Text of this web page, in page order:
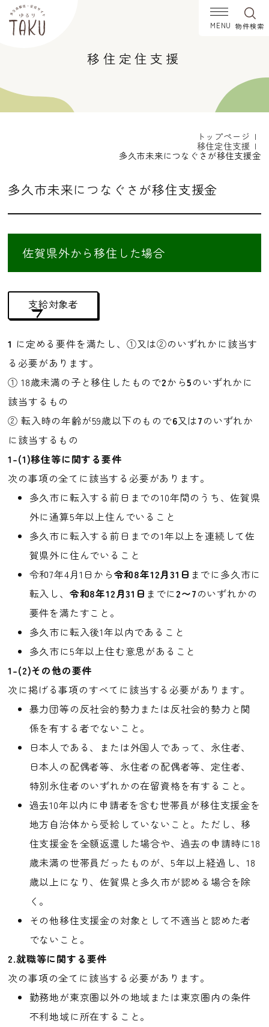
物件検索
東多久町
住宅
土地
価格帯を選択
0〜50万円
51〜100万円
101〜300万円
301〜500万円
部屋数を選択
4DK
4LDK 5K 5DK
5LDK
6K
6DK以上
特徴を選択
鉄骨
駐車場
キーワードで絞り込む
検索
移住定住支援
トップページ
移住定住支援
多久市未来につなぐさが移住支援金
多久市未来につなぐさが移住支援金
佐賀県外から移住した場合
支給対象者
1 に定める要件を満たし、①又は②のいずれかに該当す
る必要があります。
① 18歳未満の子と移住したもので2から5のいずれかに
該当するもの
② 転入時の年齢が59歳以下のもので6又は7のいずれか
に該当するもの
1-(1)移住等に関する要件
次の事項の全てに該当する必要があります。
多久市に転入する前日までの10年間のうち、佐賀県
外に通算5年以上住んでいること
多久市に転入する前日までの1年以上を連続して佐
賀県外に住んでいること
令和7年4月1日から令和8年12月31日 までに多久市に
転入し、 令和8年12月31日 までに2〜7のいずれかの
要件を満たすこと。
多久市に転入後1年以内であること
多久市に5年以上住む意思があること
1-(2)その他の要件
次に掲げる事項のすべてに該当する必要があります。
暴力団等の反社会的勢力または反社会的勢力と関
係を有する者でないこと。
日本人である、または外国人であって、永住者、
日本人の配偶者等、永住者の配偶者等、定住者、
特別永住者のいずれかの在留資格を有すること。
過去10年以内に申請者を含む世帯員が移住支援金を
地方自治体から受給していないこと。 ただし、移
住支援金を全額返還した場合や、過去の申請時に18
歳未満の世帯員だったものが、5年以上経過し、18
歳以上になり、佐賀県と多久市が認める場合を除
く。
その他移住支援金の対象として不適当と認めた者
でないこと。
2.就職等に関する要件
次の事項の全てに該当する必要があります。
勤務地が東京圏以外の地域または東京圏内の条件
不利地域に所在すること。